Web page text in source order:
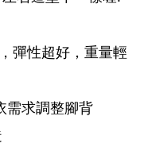
彈性超好，重量輕
需求調整腳背